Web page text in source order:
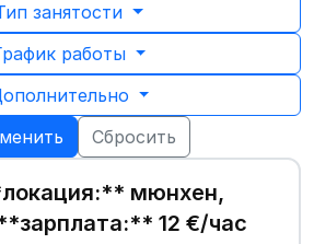
занятости
работы
Сбросить
💶 **зарплата:** 12 €/час